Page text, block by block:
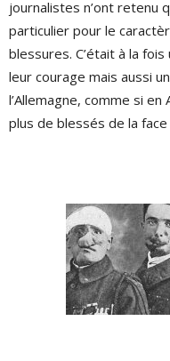
journalistes n’ont retenu
particulier pour le
blessures. C’était à la
leur courage mais aussi
l’Allemagne, comme si
plus de blessés de la face